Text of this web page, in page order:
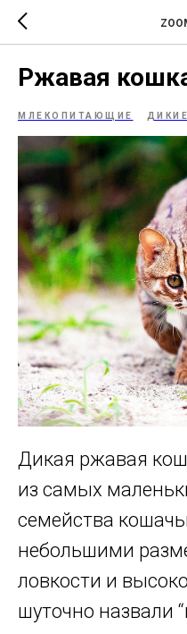
Ржавая
МЛЕКОПИТАЮЩИЕ
Дикая ржавая
из самых
семейства
небольшими
ловкости и
шуточно назвали